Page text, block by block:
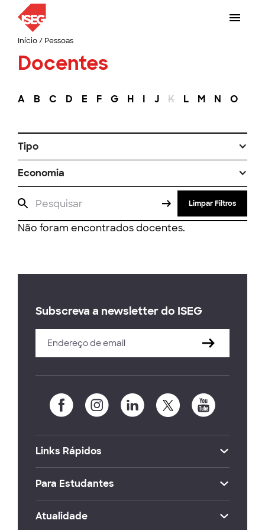
Início/ Pessoas
Docentes
A B C D E F G H I J K L M N O
Tipo
Economia
Limpar Filtros
Não foram encontrados docentes.
Subscreva a newsletter do ISEG
Links Rápidos
Para Estudantes
Atualidade